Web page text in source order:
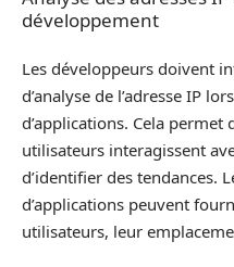
développement
Les développeurs doivent
d’analyse de l’adresse IP
d’applications. Cela
utilisateurs interagissent
d’identifier des tendances.
d’applications peuvent
utilisateurs, leur